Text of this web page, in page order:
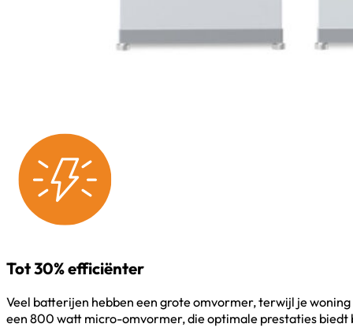
Tot 30% efficiënter
Veel batterijen hebben een grote omvormer, terwijl je
een 800 watt micro-omvormer, die optimale prestaties biedt